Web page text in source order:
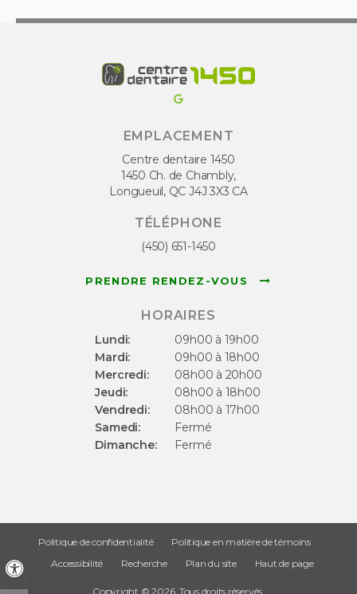
Version accessible
EMPLACEMENT
Centre dentaire 1450
1450 Ch. de Chambly
Longueuil QC J4J 3X3 CA
TÉLÉPHONE
(450) 651-1450
PRENDRE RENDEZ-VOUS
HORAIRES
Lundi:
09h00 à 19h00
Mardi:
09h00 à 18h00
Mercredi:
08h00 à 20h00
Jeudi:
08h00 à 18h00
Vendredi:
08h00 à 17h00
Samedi:
Fermé
Dimanche:
Fermé
Politique de confidentialité
Politique en matière de témoins
Accessibilité
Recherche Plan du site Haut de page
Copyright © 2026. Tous droits réservés.